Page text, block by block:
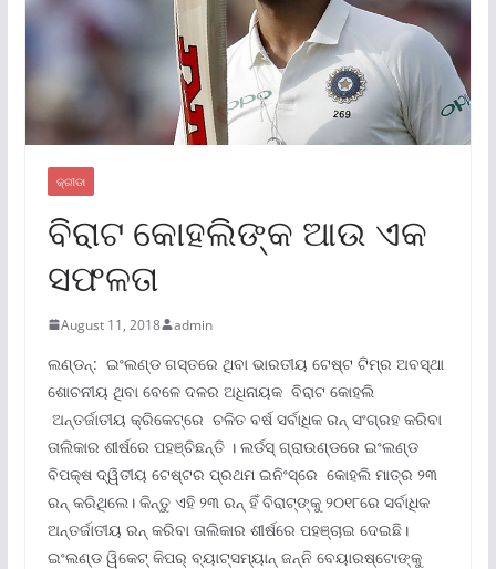
କ୍ରୀଡା
ବିରାଟ କୋହଲିଙ୍କ ଆଉ ଏକ
ସଫଳତା
August 11, 2018 admin
ଲଣ୍ଡନ୍‌: ଇଂଲଣ୍ଡ ଗସ୍ତରେ ଥିବା ଭାରତୀୟ ଟେଷ୍ଟ ଟିମ୍‌ର ଅବସ୍ଥା
ଶୋଚନୀୟ ଥିବା ବେଳେ ଦଳର ଅଧିନାୟକ ବିରାଟ କୋହଲି
ଅନ୍ତର୍ଜାତୀୟ କ୍ରିକେଟ୍‌ରେ ଚଳିତ ବର୍ଷ ସର୍ବାଧିକ ରନ୍‌ ସଂଗ୍ରହ କରିବା
ତାଲିକାର ଶୀର୍ଷରେ ପହଞ୍ଚିଛନ୍ତି । ଲର୍ଡସ୍‌ ଗ୍ରାଉଣ୍ଡରେ ଇଂଲଣ୍ଡ
ବିପକ୍ଷ ଦ୍ୱିତୀୟ ଟେଷ୍ଟର ପ୍ରଥମ ଇନିଂସ୍‌ରେ କୋହଲି ମାତ୍ର ୨୩
ରନ୍‌ କରିଥିଲେ। କିନ୍ତୁ ଏହି ୨୩ ରନ୍‌ ହିଁ ବିରାଟ୍‌ଙ୍କୁ ୨୦୧୮ରେ ସର୍ବାଧିକ
ଅନ୍ତର୍ଜାତୀୟ ରନ୍‌ କରିବା ତାଲିକାର ଶୀର୍ଷରେ ପହଞ୍ଚାଇ ଦେଇଛି।
ଇଂଲଣ୍ଡ ୱିକେଟ୍‌ କିପର୍‌ ବ୍ୟାଟ୍‌ସମ୍ୟାନ୍‌ ଜନ୍ନି ବେୟାରଷ୍ଟୋଙ୍କୁ